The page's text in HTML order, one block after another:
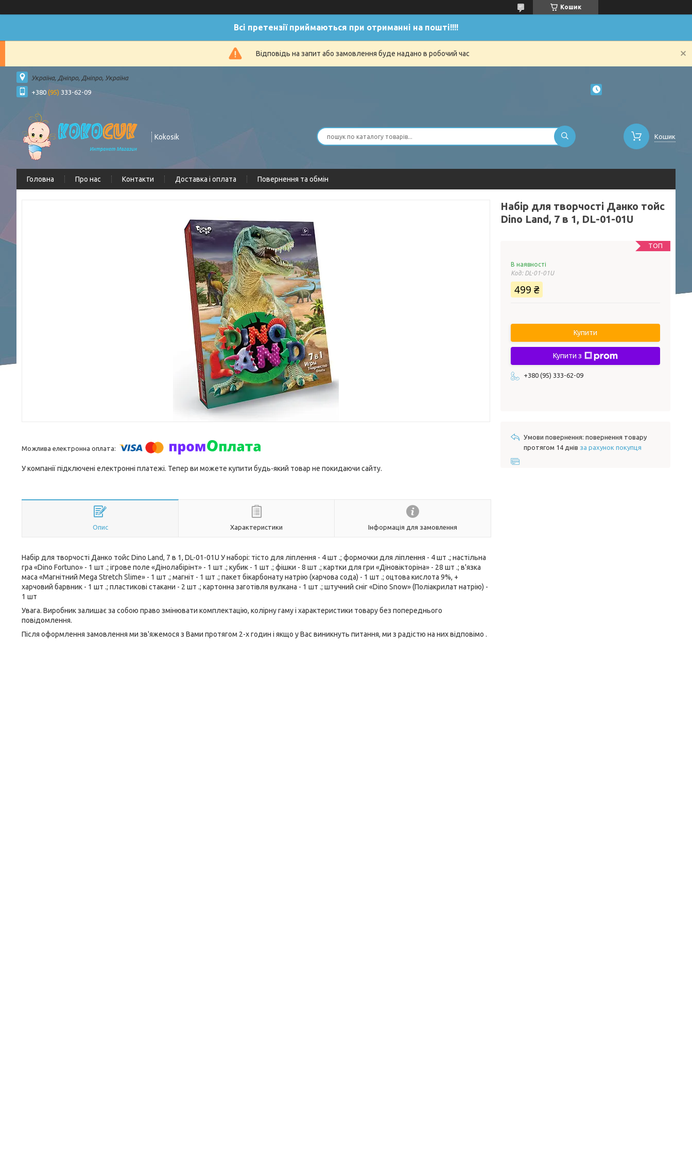
Кошик
Всі претензії приймаються при отриманні на пошті!!!!
Відповідь на запит або замовлення буде надано в робочий час
Україна, Дніпро, Дніпро, Україна
+380 (95) 333-62-09
Kokosik Кошик
Головна Про нас Контакти Доставка і оплата Повернення та обмін
У компанії підключені електронні платежі. Тепер ви можете купити будь-який товар не покидаючи сайту.
Опис Характеристики Інформація для замовлення
Набір для творчості Данко тойс Dino Land, 7 в 1, DL-01-01U У наборі: тісто для ліплення - 4 шт .; формочки для ліплення - 4 шт .; настільна
гра «Dino Fortuno» - 1 шт .; ігрове поле «Дінолабірінт» - 1 шт .; кубик - 1 шт .; фішки - 8 шт .; картки для гри «Діновікторіна» - 28 шт .; в'язка
маса «Магнітний Mega Stretch Slime» - 1 шт .; магніт - 1 шт .; пакет бікарбонату натрію (харчова сода) - 1 шт .; оцтова кислота 9%, +
харчовий барвник - 1 шт .; пластикові стакани - 2 шт .; картонна заготівля вулкана - 1 шт .; штучний сніг «Dino Snow» (Поліакрилат натрію) -
1 шт
Увага. Виробник залишає за собою право змінювати комплектацію, колірну гаму і характеристики товару без попереднього
повідомлення.
Після оформлення замовлення ми зв'яжемося з Вами протягом 2-х годин і якщо у Вас виникнуть питання, ми з радістю на них відповімо .
Набір для творчості Данко тойс
Dino Land, 7 в 1, DL-01-01U
ТОП
В наявності
Код: DL-01-01U
499 ₴
Купити
Купити з
+380 (95) 333-62-09
повернення товару
протягом 14 днів за рахунок покупця